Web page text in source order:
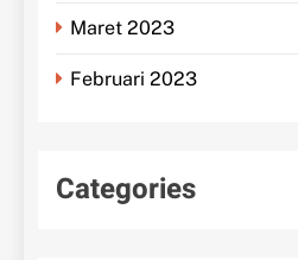
Maret 2023
Februari 2023
Categories